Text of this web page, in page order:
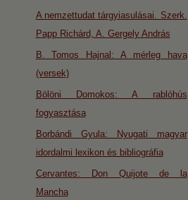
A nemzettudat tárgyiasulásai. Szerk.
Papp Richárd, A. Gergely András
B. Tomos Hajnal: A mérleg hava
(versek)
Bölöni Domokos: A rablóhús
fogyasztása
Borbándi Gyula: Nyugati magyar
idordalmi lexikon és bibliográfia
Cervantes: Don Quijote de la
Mancha